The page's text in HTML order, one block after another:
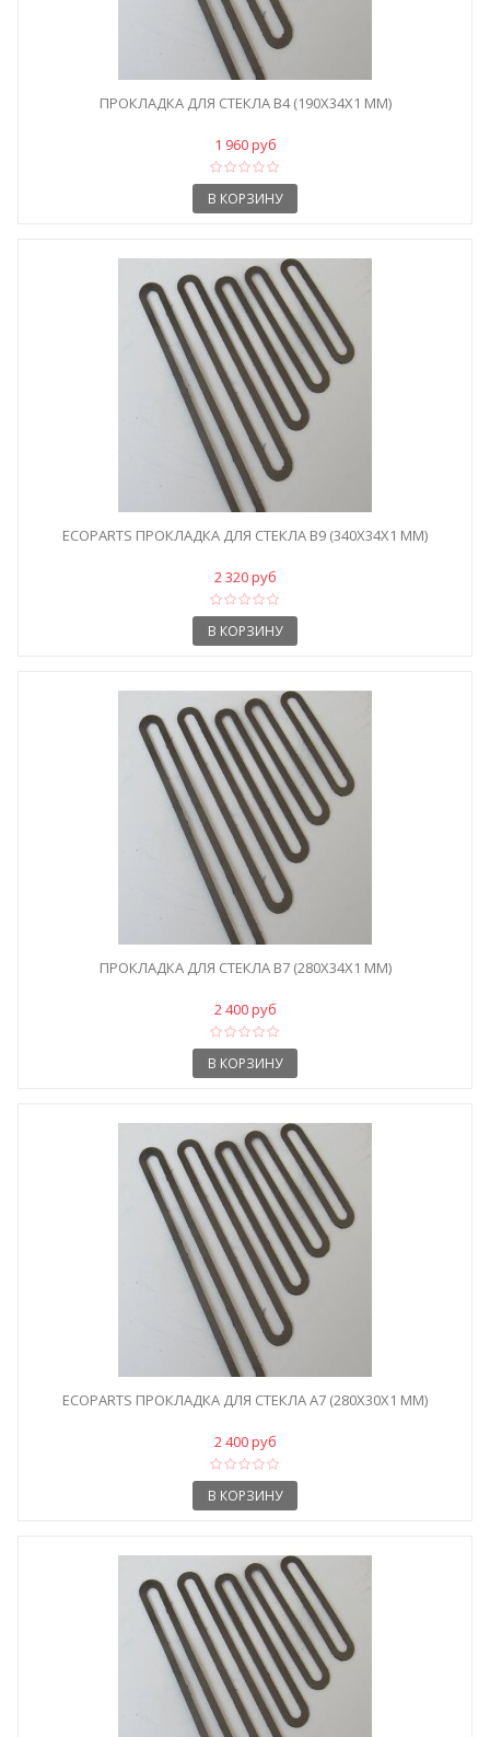
ПРОКЛАДКА ДЛЯ СТЕКЛА B4 (190X34X1 ММ)
1 960 руб
В КОРЗИНУ
ECOPARTS ПРОКЛАДКА ДЛЯ СТЕКЛА B9 (340X34X1 ММ)
2 320 руб
В КОРЗИНУ
ПРОКЛАДКА ДЛЯ СТЕКЛА B7 (280X34X1 ММ)
2 400 руб
В КОРЗИНУ
ECOPARTS ПРОКЛАДКА ДЛЯ СТЕКЛА A7 (280X30X1 ММ)
2 400 руб
В КОРЗИНУ